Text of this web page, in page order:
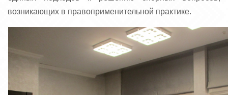
возникающих в правоприменительной практике.